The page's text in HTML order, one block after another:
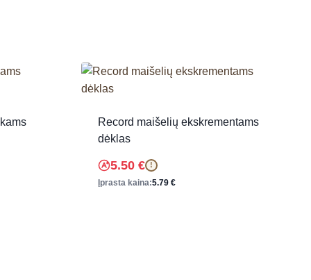
Record maišelių ekskrementams
dėklas
5.50 € !
Įprasta kaina:5.79 €